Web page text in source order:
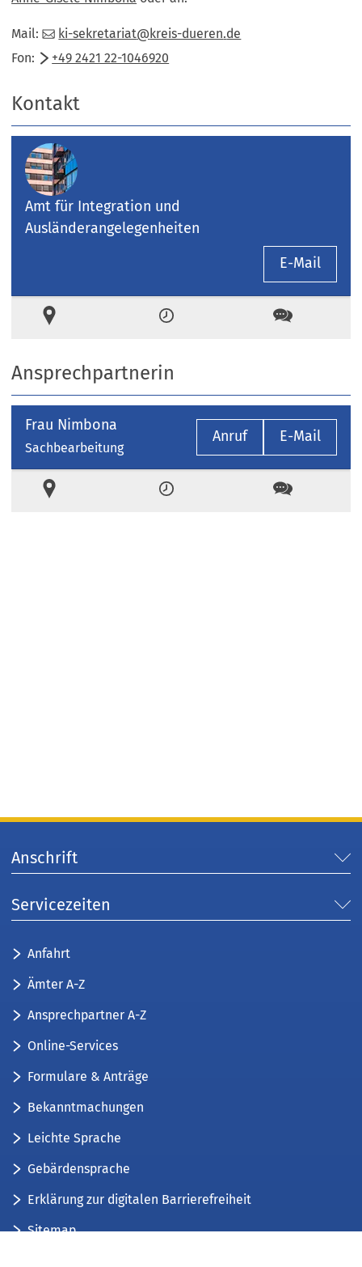
Mail: ki-sekretariat kreis-dueren de
Fon:
+49 2421 22-1046920
Kontakt
Amt für Integration und
Ausländerangelegenheiten
E-Mail
Zeiten Kontakt
Ansprechpartnerin
Frau Nimbona
Sachbearbeitung
Anruf E-Mail
Zeiten Kontakt
Anschrift
Servicezeiten
Anfahrt
Ämter A-Z
Ansprechpartner A-Z
Online-Services
Formulare & Anträge
Bekanntmachungen
Leichte Sprache
Gebärdensprache
Erklärung zur digitalen Barrierefreiheit
Sitemap